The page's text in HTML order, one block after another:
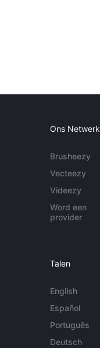
Ons Netwerk
Brusheezy
Vecteezy
Videezy
Word een
provider
Talen
English
Español
Português
Deutsch